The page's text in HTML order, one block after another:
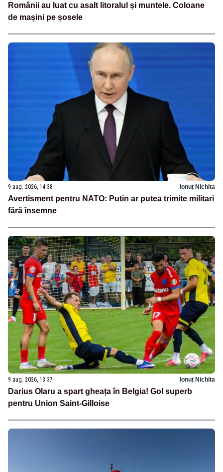
Românii au luat cu asalt litoralul și muntele. Coloane
de mașini pe șosele
9 aug. 2026, 14:38 Ionuț Nichita
Avertisment pentru NATO: Putin ar putea trimite militari
fără însemne
9 aug. 2026, 13:37 Ionuț Nichita
Darius Olaru a spart gheața în Belgia! Gol superb
pentru Union Saint-Gilloise